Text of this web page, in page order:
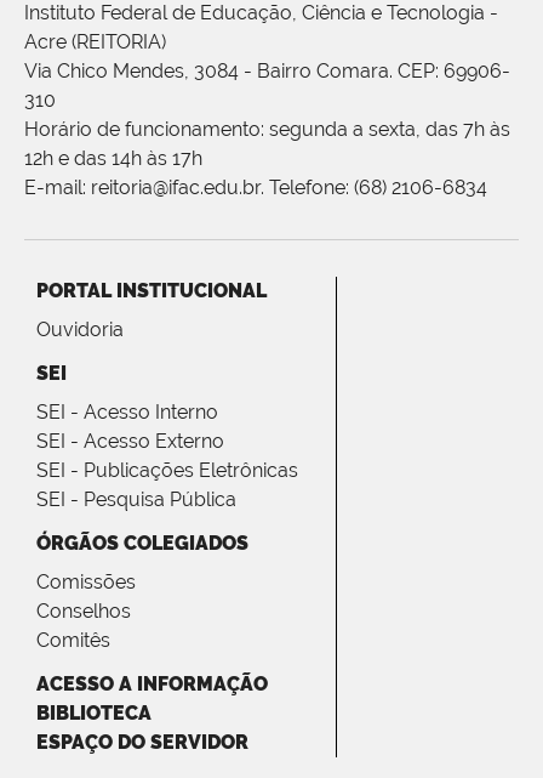
Instituto Federal de Educação, Ciência e Tecnologia -
Acre (REITORIA)
Via Chico Mendes, 3084 - Bairro Comara. CEP: 69906-
310
Horário de funcionamento: segunda a sexta, das 7h às
12h e das 14h às 17h
E-mail: reitoria@ifac.edu.br. Telefone: (68) 2106-6834
PORTAL INSTITUCIONAL
Ouvidoria
SEI
SEI - Acesso Interno
SEI - Acesso Externo
SEI - Publicações Eletrônicas
SEI - Pesquisa Pública
ÓRGÃOS COLEGIADOS
Comissões
Conselhos
Comitês
ACESSO A INFORMAÇÃO
BIBLIOTECA
ESPAÇO DO SERVIDOR